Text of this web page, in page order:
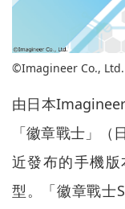
©Imagineer Co.,
由日本
「徽章戰士」（
近發布的手機
型。「徽章戰士